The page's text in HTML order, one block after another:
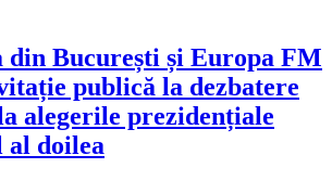
din București și Europa FM
publică la dezbatere
alegerile prezidențiale
doilea